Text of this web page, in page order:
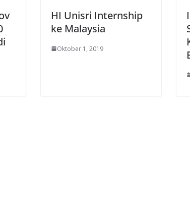
HI Unisri Internship
ke Malaysia
Oktober 1, 2019